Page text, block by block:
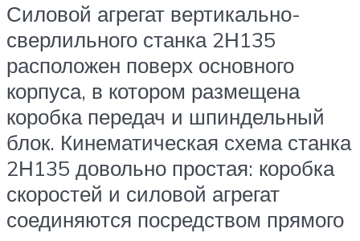
Силовой агрегат вертикально-
сверлильного станка 2Н135
расположен поверх основного
корпуса, в котором размещена
коробка передач и шпиндельный
блок. Кинематическая схема станка
2Н135 довольно простая: коробка
скоростей и силовой агрегат
соединяются посредством прямого